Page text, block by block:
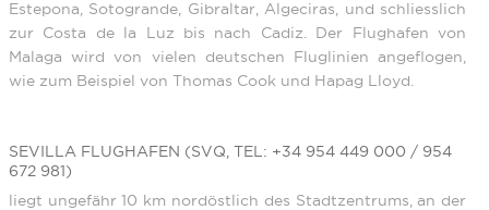
Estepona, Sotogrande, Gibraltar, Algeciras, und schliesslich
zur Costa de la Luz bis nach Cadiz. Der Flughafen von
Malaga wird von vielen deutschen Fluglinien angeflogen,
wie zum Beispiel von Thomas Cook und Hapag Lloyd.
SEVILLA FLUGHAFEN (SVQ, TEL: +34 954 449 000 / 954
672 981)
liegt ungefähr 10 km nordöstlich des Stadtzentrums, an der